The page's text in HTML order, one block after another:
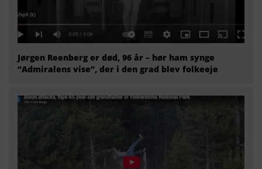
Jørgen Reenberg er død, 96 år – hør ham synge
“Admiralens vise”, der i den grad blev folkeeje